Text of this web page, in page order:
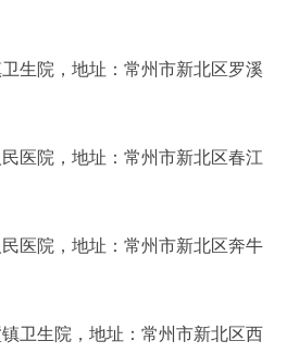
生院，地址：常州市新北区罗溪
医院，地址：常州市新北区春江
医院，地址：常州市新北区奔牛
卫生院，地址：常州市新北区西